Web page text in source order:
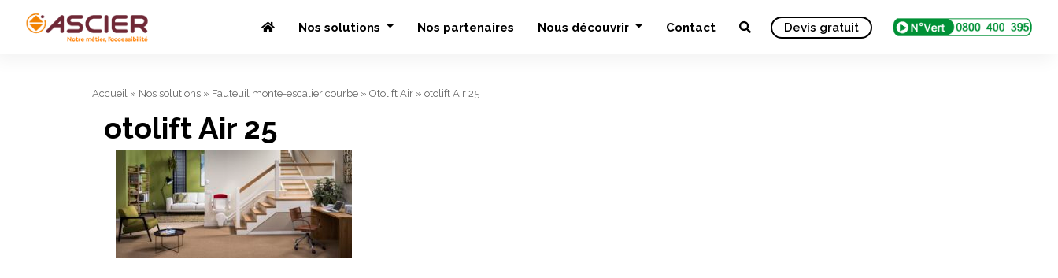
Nos solutions Nos partenaires Nous découvrir Contact Devis gratuit
Accueil » Nos solutions » Fauteuil monte-escalier courbe » Otolift Air » otolift Air 25
otolift Air 25